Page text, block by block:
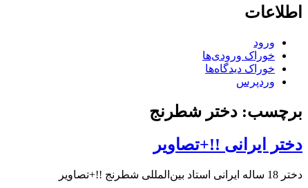
اطلاعات
ورود
خوراک ورودی‌ها
خوراک دیدگاه‌ها
وردپرس
برچسب: دختر شطرنج
دختر ایرانی !!+تصاویر
دختر 18 ساله ایرانی استاد بین‌المللی شطرنج !!+تصاویر